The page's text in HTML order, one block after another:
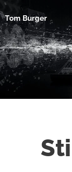
Tom Burger